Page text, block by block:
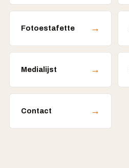
Fotoestafette →
Medialijst →
Contact →